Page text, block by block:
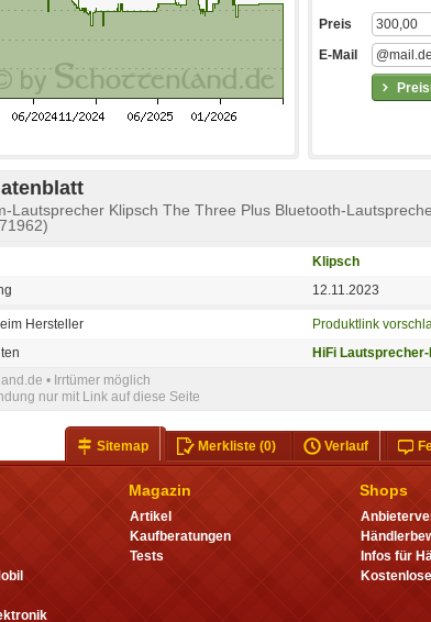
Preis
E-Mail
Lautsprecher Klipsch The Three Plus Bluetooth-
Klipsch
12.11.2023
Hersteller
Produktlink
HiFi
• Irrtümer möglich
nur mit Link auf diese Seite
Sitemap Merkliste(0) Verlauf
Magazin
Artikel
Kaufberatungen
Tests
Shops
Infos für